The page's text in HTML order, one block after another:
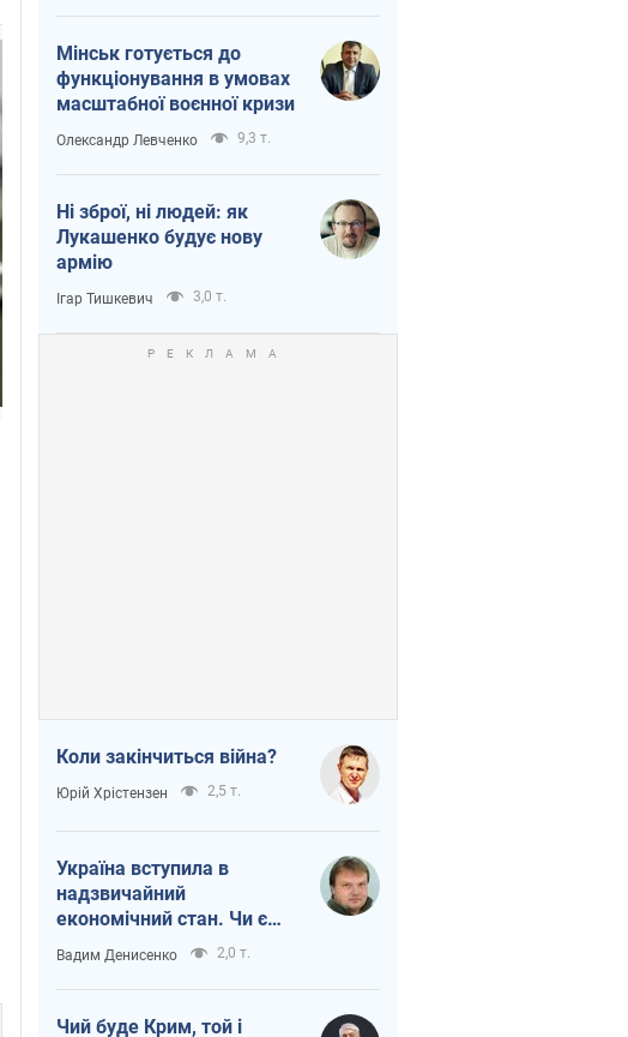
Мінськ готується до
функціонування в умовах
масштабної воєнної кризи
Олександр Левченко 9,3 т.
Ні зброї, ні людей: як
Лукашенко будує нову
армію
Ігар Тишкевич 3,0 т.
Коли закінчиться війна?
Юрій Хрістензен 2,5 т.
Україна вступила в
надзвичайний
економічний стан. Чи є
світло вкінці тунелю?
Вадим Денисенко 2,0 т.
Чий буде Крим, той і